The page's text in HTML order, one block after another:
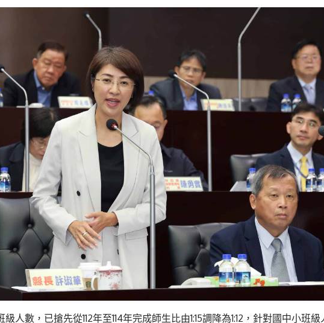
人數，已搶先從112年至114年完成師生比由1:15調降為1:12，針對國中小班